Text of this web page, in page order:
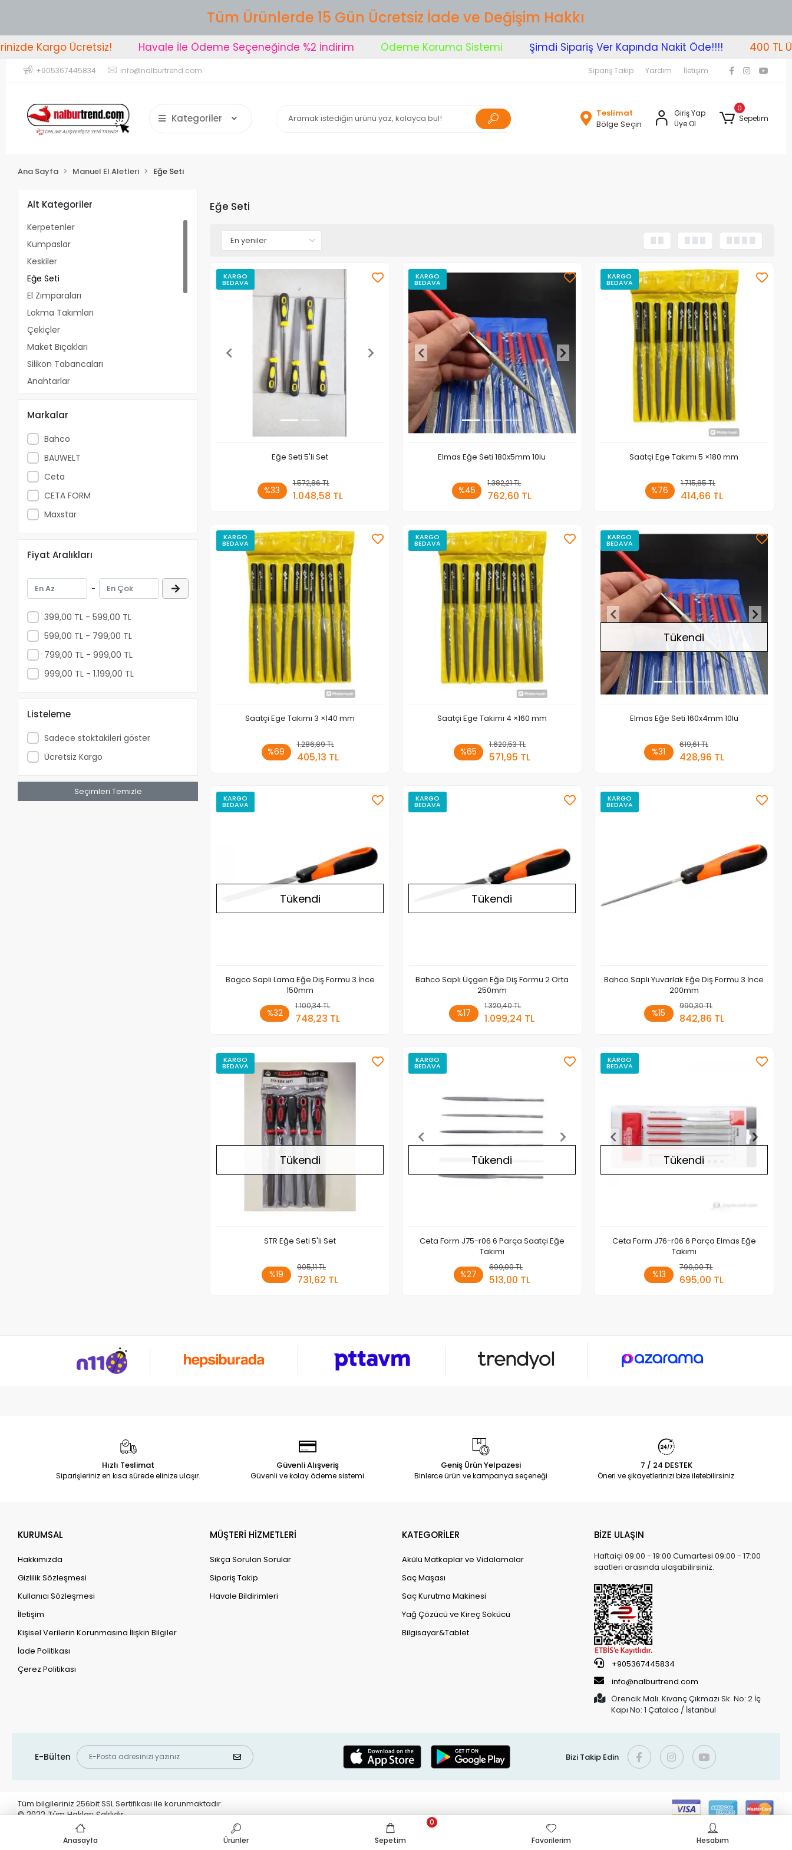
Tüm Ürünlerde 15 Gün Ücretsiz İade ve Değişim Hakkı
Kargo Ücretsiz! Havale İle Ödeme Seçeneğinde %2 İndirim Ödeme Koruma Sistemi Şimdi Sipariş Ver Kapında Nakit Öde!!!! 400 TL
+905367445834 info@nalburtrend.com Sipariş Takip Yardım İletişim
Kategoriler
Teslimat
Bölge Seçin
Giriş Yap
Üye Ol
0
Sepetim
Ana Sayfa Manuel El Aletleri Eğe Seti
Alt Kategoriler
Kerpetenler
Kumpaslar
Keskiler
Eğe Seti
El Zımparaları
Lokma Takımları
Çekiçler
Maket Bıçakları
Silikon Tabancaları
Anahtarlar
Tırpanlar
Misinalar
Testereler
Penseler
Malalar
Raspalar
Makaslar
Kazma Kürek ve Orak
Markalar
Bahco
BAUWELT
Ceta
CETA FORM
Maxstar
Fiyat Aralıkları
-
399,00 TL - 599,00 TL
599,00 TL - 799,00 TL
799,00 TL - 999,00 TL
999,00 TL - 1.199,00 TL
Listeleme
Sadece stoktakileri göster
Ücretsiz Kargo
Seçimleri Temizle
Eğe Seti
KARGO
BEDAVA
Eğe Seti 5'li Set
%33
1.572,86 TL
1.048,58 TL
Sepete Ekle
KARGO
BEDAVA
Elmas Eğe Seti 180x5mm 10lu
%45
1.382,21 TL
762,60 TL
Sepete Ekle
KARGO
BEDAVA
Saatçi Ege Takımı 5 ×180 mm
%76
1.715,85 TL
414,66 TL
Sepete Ekle
KARGO
BEDAVA
Saatçi Ege Takımı 3 ×140 mm
%69
1.286,89 TL
405,13 TL
Sepete Ekle
KARGO
BEDAVA
Saatçi Ege Takımı 4 ×160 mm
%65
1.620,53 TL
571,95 TL
Sepete Ekle
KARGO
BEDAVA Stokta Yok
Tükendi
Elmas Eğe Seti 160x4mm 10lu
%31
619,61 TL
428,96 TL
Stokta Yok
KARGO
BEDAVA Stokta Yok
Tükendi
Bagco Saplı Lama Eğe Diş Formu 3 İnce
150mm
%32
1.100,34 TL
748,23 TL
Stokta Yok
KARGO
BEDAVA Stokta Yok
Tükendi
Bahco Saplı Üçgen Eğe Diş Formu 2 Orta
250mm
%17
1.320,40 TL
1.099,24 TL
Stokta Yok
KARGO
BEDAVA Stokta Yok
Bahco Saplı Yuvarlak Eğe Diş Formu 3 İnce
200mm
%15
990,30 TL
842,86 TL
Stokta Yok
KARGO
BEDAVA Stokta Yok
Tükendi
STR Eğe Seti 5'li Set
%19
905,11 TL
731,62 TL
Stokta Yok
KARGO
BEDAVA Stokta Yok
Tükendi
Ceta Form J75-r06 6 Parça Saatçi Eğe
Takımı
%27
699,00 TL
513,00 TL
Stokta Yok
KARGO
BEDAVA Stokta Yok
Tükendi
Ceta Form J76-r06 6 Parça Elmas Eğe
Takımı
%13
799,00 TL
695,00 TL
Stokta Yok
Hızlı Teslimat
Siparişleriniz en kısa sürede elinize ulaşır.
Güvenli Alışveriş
Güvenli ve kolay ödeme sistemi
Geniş Ürün Yelpazesi
Binlerce ürün ve kampanya seçeneği
7 / 24 DESTEK
Öneri ve şikayetlerinizi bize iletebilirsiniz.
KURUMSAL
Hakkımızda
Gizlilik Sözleşmesi
Kullanıcı Sözleşmesi
İletişim
Kişisel Verilerin Korunmasına İlişkin Bilgiler
İade Politikası
Çerez Politikası
MÜŞTERİ HİZMETLERİ
Sıkça Sorulan Sorular
Sipariş Takip
Havale Bildirimleri
KATEGORİLER
Akülü Matkaplar ve Vidalamalar
Saç Maşası
Saç Kurutma Makinesi
Yağ Çözücü ve Kireç Sökücü
Bilgisayar&Tablet
BİZE ULAŞIN
Haftaiçi 09:00 - 19:00 Cumartesi 09:00 - 17:00
saatleri arasında ulaşabilirsiniz.
+905367445834
info@nalburtrend.com
Örencik Malı. Kıvanç Çıkmazı Sk. No: 2 İç
Kapı No: 1 Çatalca / İstanbul
E-Bülten Bizi Takip Edin
Tüm bilgileriniz 256bit SSL Sertifikası ile korunmaktadır.
© 2022Tüm Hakları Saklıdır
Anasayfa Ürünler Sepetim
0
Favorilerim
Hesabım